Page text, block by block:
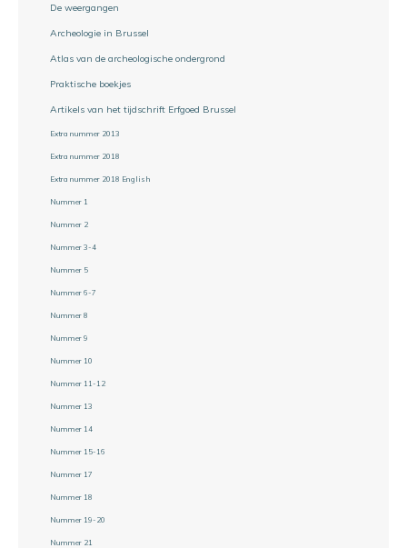
De weergangen
Archeologie in Brussel
Atlas van de archeologische ondergrond
Praktische boekjes
Artikels van het tijdschrift Erfgoed Brussel
Extra nummer 2013
Extra nummer 2018
Extra nummer 2018 English
Nummer 1
Nummer 2
Nummer 3-4
Nummer 5
Nummer 6-7
Nummer 8
Nummer 9
Nummer 10
Nummer 11-12
Nummer 13
Nummer 14
Nummer 15-16
Nummer 17
Nummer 18
Nummer 19-20
Nummer 21